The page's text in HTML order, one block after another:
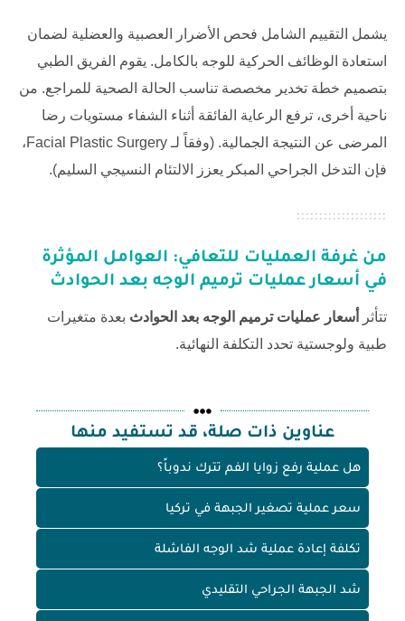
يشمل التقييم الشامل فحص الأضرار العصبية والعضلية لضمان
استعادة الوظائف الحركية للوجه بالكامل. يقوم الفريق الطبي
بتصميم خطة تخدير مخصصة تناسب الحالة الصحية للمراجع. من
ناحية أخرى، ترفع الرعاية الفائقة أثناء الشفاء مستويات رضا
المرضى عن النتيجة الجمالية. (وفقاً لـ Facial Plastic Surgery،
فإن التدخل الجراحي المبكر يعزز الالتئام النسيجي السليم).
من غرفة العمليات للتعافي: العوامل المؤثرة
في أسعار عمليات ترميم الوجه بعد الحوادث
تتأثر أسعار عمليات ترميم الوجه بعد الحوادث بعدة متغيرات
طبية ولوجستية تحدد التكلفة النهائية.
عناوين ذات صلة، قد تستفيد منها
هل عملية رفع زوايا الفم تترك ندوباً؟
سعر عملية تصغير الجبهة في تركيا
تكلفة إعادة عملية شد الوجه الفاشلة
شد الجبهة الجراحي التقليدي